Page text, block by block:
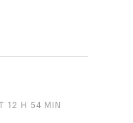
12 H 54 MIN